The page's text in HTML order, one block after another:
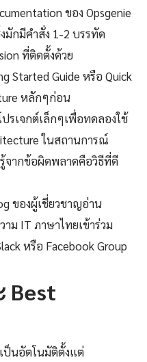
ของ Opsgenie
มักมีคำสั่ง 1-2 บรรทัด
ที่ติดตั้งด้วย
Started Guide หรือ Quick
หลักๆก่อน
ปรเจกต์เล็กๆเพื่อทดลองใช้
ในสถานการณ์
จากข้อผิดพลาดคือวิธีที่ดี
ของผู้เชี่ยวชาญอ่าน
ม IT ภาษาไทยเข้าร่วม
หรือ Facebook Group
Best
ป็นอัตโนมัติตั้งแต่